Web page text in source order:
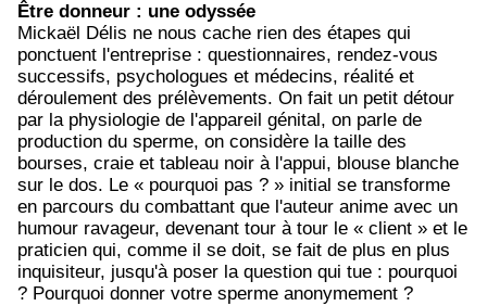
Être donneur : une odyssée
Mickaël Délis ne nous cache rien des étapes qui
ponctuent l'entreprise : questionnaires, rendez-vous
successifs, psychologues et médecins, réalité et
déroulement des prélèvements. On fait un petit détour
par la physiologie de l'appareil génital, on parle de
production du sperme, on considère la taille des
bourses, craie et tableau noir à l'appui, blouse blanche
sur le dos. Le « pourquoi pas ? » initial se transforme
en parcours du combattant que l'auteur anime avec un
humour ravageur, devenant tour à tour le « client » et le
praticien qui, comme il se doit, se fait de plus en plus
inquisiteur, jusqu'à poser la question qui tue : pourquoi
? Pourquoi donner votre sperme anonymement ?